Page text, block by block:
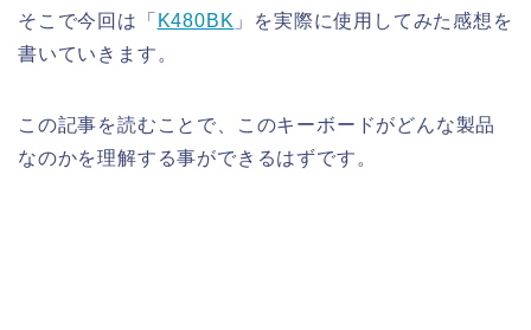
そこで今回は「 K480BK 」を実際に使用してみた感想を
書いていきます。
この記事を読むことで、このキーボードがどんな製品
なのかを理解する事ができるはずです。